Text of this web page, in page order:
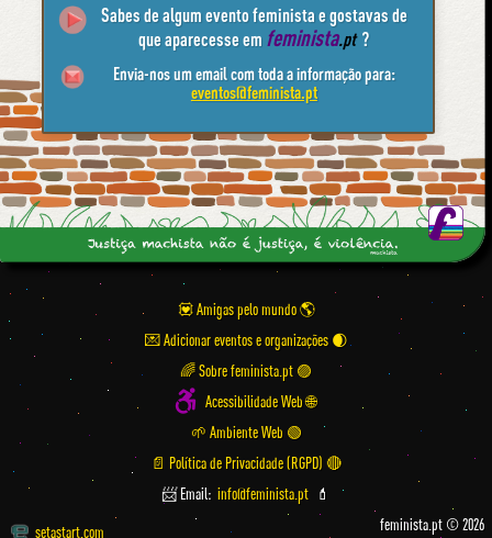
Sabes de algum evento feminista e gostavas de
que aparecesse em feminista.pt ?
Envia-nos um email com toda a informação para:
eventos@feminista.pt
💟 Amigas pelo mundo
💌 Adicionar eventos e organizações
🌈 Sobre feminista.pt 🟣
Acessibilidade Web 🌐
🌱 Ambiente Web 🟢
📄 Política de Privacidade (RGPD) 🔴
📨 Email: info@feminista.pt 💄
setastart.com feminista.pt © 2026